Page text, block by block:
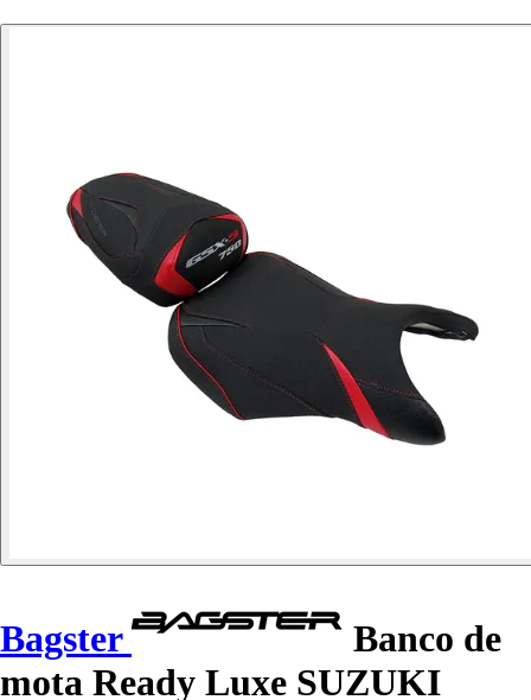
Bagster
Banco de
mota Ready Luxe SUZUKI